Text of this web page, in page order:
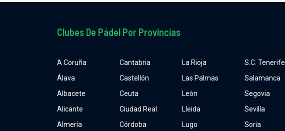
Clubes De Pádel Por Provincias
A Coruña
Álava
Albacete
Alicante
Almería
Cantabria
Castellón
Ceuta
Ciudad Real
Córdoba
La Rioja
Las Palmas
León
Lleida
Lugo
S.C. Tenerife
Salamanca
Segovia
Sevilla
Soria